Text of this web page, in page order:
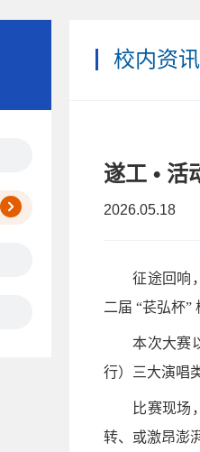
校内资讯
遂工 • 活
2026.05.18
征途回响
二届 “苌弘杯”
本次大赛
行）三大演唱
比赛现场
转、或激昂澎